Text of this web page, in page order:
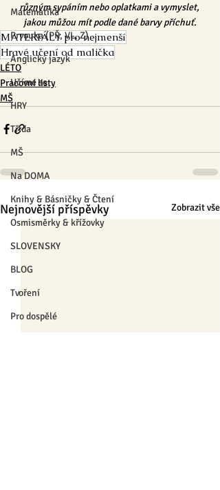
Matematika
Prvouka (PŘ, VL, Z)
Anglický jazyk
Učíme se
HRY
Třída
MŠ
Na DOMA
Knihy & Básničky & Čtení
Osmisměrky & křížovky
SLOVENSKY
BLOG
Tvoření
Pro dospělé
různým sypáním nebo oplatkami a vymyslet,
jakou můžou mít podle dané barvy příchuť.
MATERIÁLY pro nejmenší
Hravé učení od malička
LÉTO
Pracovní listy
MŠ
Nejnovější příspěvky Zobrazit vše